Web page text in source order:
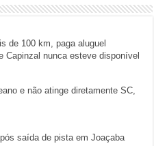
de 100 km, paga aluguel
Capinzal nunca esteve disponível
e não atinge diretamente SC,
saída de pista em Joaçaba